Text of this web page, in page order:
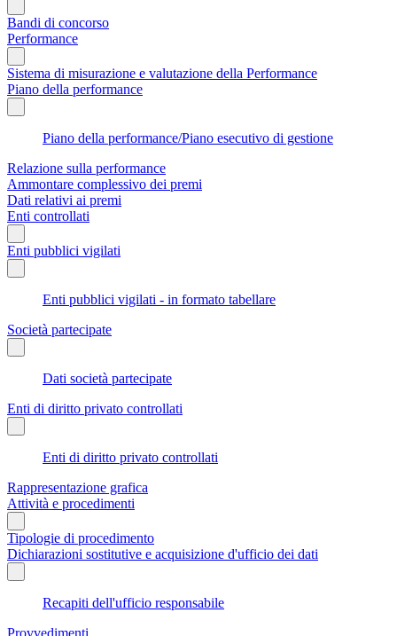
Bandi di concorso
Performance
Sistema di misurazione e valutazione della Performance
Piano della performance
Piano della performance/Piano esecutivo di gestione
Relazione sulla performance
Ammontare complessivo dei premi
Dati relativi ai premi
Enti controllati
Enti pubblici vigilati
Enti pubblici vigilati - in formato tabellare
Società partecipate
Dati società partecipate
Enti di diritto privato controllati
Enti di diritto privato controllati
Rappresentazione grafica
Attività e procedimenti
Tipologie di procedimento
Dichiarazioni sostitutive e acquisizione d'ufficio dei dati
Recapiti dell'ufficio responsabile
Provvedimenti